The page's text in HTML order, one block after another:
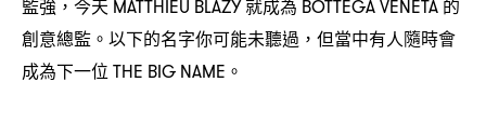
監強 ， 今天 MATTHIEU BLAZY就成為 BOTTEGA VENETA 的
創意總監。以下的名字你可能未聽過 ， 但當中有人隨時會
成為下一位 THE BIG NAME 。